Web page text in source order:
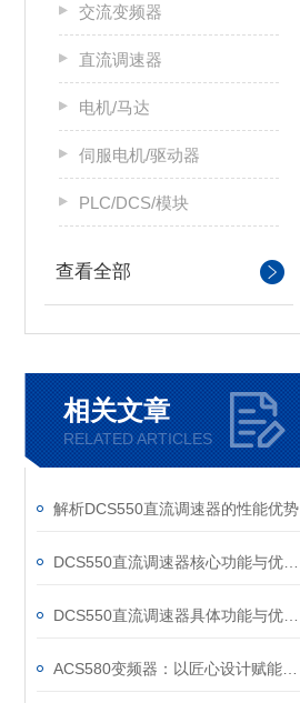
交流变频器
直流调速器
电机/马达
伺服电机/驱动器
PLC/DCS/模块
查看全部
相关文章
RELATED ARTICLES
解析DCS550直流调速器的性能优势